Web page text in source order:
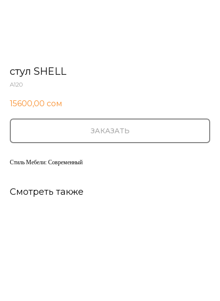
стул SHELL
A120
15600,00 сом
ЗАКАЗАТЬ
Стиль Мебели: Современный
Смотреть также